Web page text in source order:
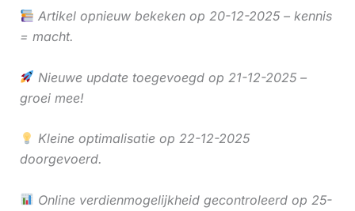
Artikel opnieuw bekeken op 20-12-2025 – kennis
= macht.
Nieuwe update toegevoegd op 21-12-2025 –
groei mee!
Kleine optimalisatie op 22-12-2025
doorgevoerd.
Online verdienmogelijkheid gecontroleerd op 25-